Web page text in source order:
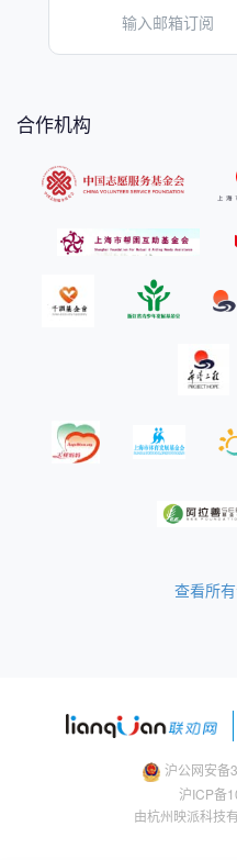
合作机构
查看所
沪公网安备
沪ICP备
由杭州映派科技